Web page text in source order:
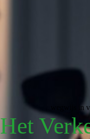
wegwijs in
Het